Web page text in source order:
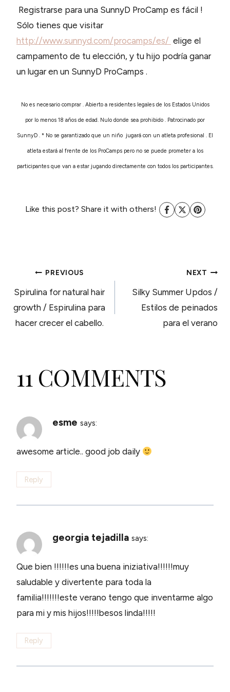
Registrarse para una SunnyD ProCamp es fácil !
Sólo tienes que visitar
http://www.sunnyd.com/procamps/es/ elige el
campamento de tu elección, y tu hijo podría ganar
un lugar en un SunnyD ProCamps .
No es necesario comprar . Abierto a residentes legales de los Estados Unidos
por lo menos 18 años de edad. Nulo donde sea prohibido . Patrocinado por
SunnyD . * No se garantizado que un niño jugará con un atleta profesional . El
atleta estará al frente de los ProCamps pero no se puede prometer a los
participantes que van a estar jugando directamente con todos los participantes.
Like this post? Share it with others!
POST
NAVIGATION
PREVIOUS
Spirulina for natural hair
growth / Espirulina para
hacer crecer el cabello.
NEXT
Silky Summer Updos /
Estilos de peinados
para el verano
11 COMMENTS
esme says:
awesome article.. good job daily
Reply
georgia tejadilla says:
Que bien !!!!!!es una buena iniziativa!!!!!!muy
saludable y divertente para toda la
familia!!!!!!!este verano tengo que inventarme algo
para mi y mis hijos!!!!!besos linda!!!!!
Reply